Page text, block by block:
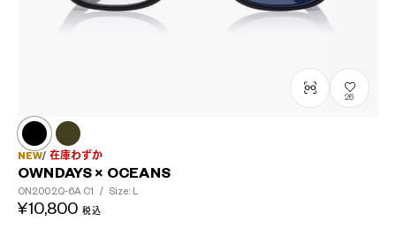
26
NEW 在庫わずか
OWNDAYS × OCEANS
ON2002Q-6A C1 / Size: L
¥10,800 税込